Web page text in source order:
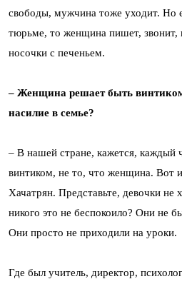
свободы, мужчина тоже уходит. Но
тюрьме, то женщина пишет, звонит,
носочки с печеньем.
– Женщина решает быть винтиком
насилие в семье?
– В нашей стране, кажется, каждый
винтиком, не то, что женщина. Вот
Хачатрян. Представьте, девочки
никого это не беспокоило? Они не
Они просто не приходили на уроки.
Где был учитель, директор,